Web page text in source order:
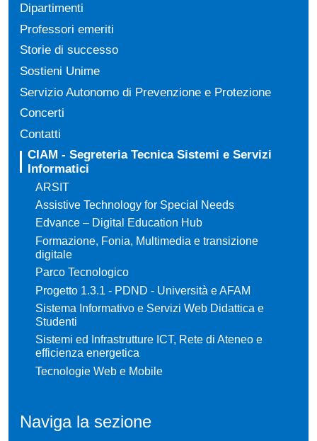
Dipartimenti
Professori emeriti
Storie di successo
Sostieni Unime
Servizio Autonomo di Prevenzione e Protezione
Concerti
Contatti
CIAM - Segreteria Tecnica Sistemi e Servizi
Informatici
ARSIT
Assistive Technology for Special Needs
Edvance – Digital Education Hub
Formazione, Fonia, Multimedia e transizione
digitale
Parco Tecnologico
Progetto 1.3.1 - PDND - Università e AFAM
Sistema Informativo e Servizi Web Didattica e
Studenti
Sistemi ed Infrastrutture ICT, Rete di Ateneo e
efficienza energetica
Tecnologie Web e Mobile
Naviga la sezione